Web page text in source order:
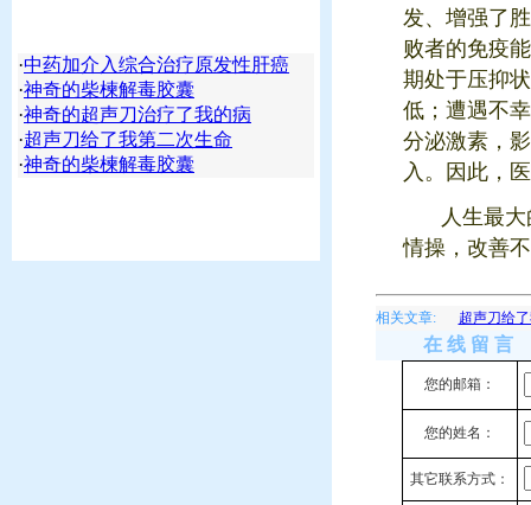
·中药加介入综合治疗原发性肝癌
·神奇的柴楝解毒胶囊
·神奇的超声刀治疗了我的病
·超声刀给了我第二次生命
·神奇的柴楝解毒胶囊
发、增强了
败者的免疫
期处于压抑
低；遭遇不
分泌激素，
入。因此，
人生最
情操，改善
相关文章: 超声刀给
在 线 留 言
您的邮箱：
您的姓名：
其它联系方式：